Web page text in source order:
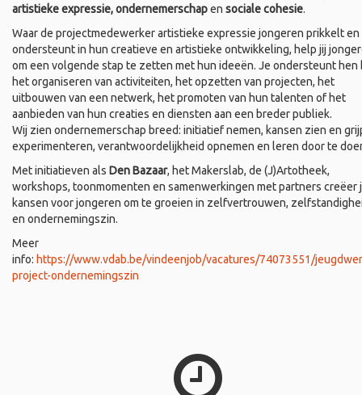
artistieke expressie, ondernemerschapen sociale cohesie.
Waar de projectmedewerker artistieke expressie jongeren prikkelt en
ondersteunt in hun creatieve en artistieke ontwikkeling, help jij
om een volgende stap te zetten met hun ideeën. Je ondersteunt hen
het organiseren van activiteiten, het opzetten van projecten, het
uitbouwen van een netwerk, het promoten van hun talenten of het
aanbieden van hun creaties en diensten aan een breder publiek.
Wij zien ondernemerschap breed: initiatief nemen, kansen zien en
experimenteren, verantwoordelijkheid opnemen en leren door te
Met initiatieven als Den Bazaar, het Makerslab, de (J)Artotheek,
workshops, toonmomenten en samenwerkingen met partners creëer
kansen voor jongeren om te groeien in zelfvertrouwen,
en ondernemingszin.
Meer
info: https://www.vdab.be/vindeenjob/vacatures/74073551/
project-ondernemingszin